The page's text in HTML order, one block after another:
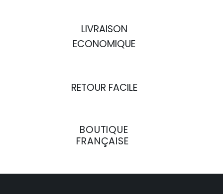
LIVRAISON
ECONOMIQUE
RETOUR FACILE
BOUTIQUE
FRANÇAISE